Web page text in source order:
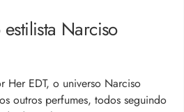
Narciso
Her EDT, o universo Narciso
outros perfumes, todos seguindo